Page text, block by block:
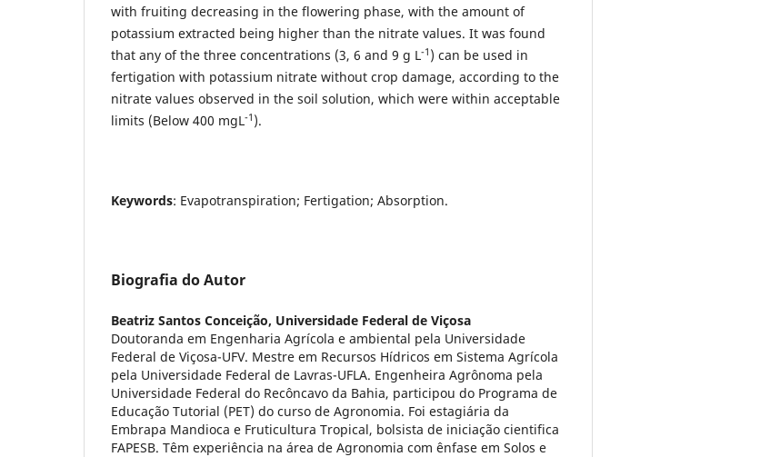
with fruiting decreasing in the flowering phase, with the amount of
potassium extracted being higher than the nitrate values. It was found
that any of the three concentrations (3, 6 and 9 g L-1 ) can be used in
fertigation with potassium nitrate without crop damage, according to the
nitrate values observed in the soil solution, which were within acceptable
limits (Below 400 mgL-1 ).
Keywords: Evapotranspiration; Fertigation; Absorption.
Biografia do Autor
Beatriz Santos Conceição, Universidade Federal de Viçosa
Doutoranda em Engenharia Agrícola e ambiental pela Universidade
Federal de Viçosa-UFV. Mestre em Recursos Hídricos em Sistema Agrícola
pela Universidade Federal de Lavras-UFLA. Engenheira Agrônoma pela
Universidade Federal do Recôncavo da Bahia, participou do Programa de
Educação Tutorial (PET) do curso de Agronomia. Foi estagiária da
Embrapa Mandioca e Fruticultura Tropical, bolsista de iniciação cientifica
FAPESB. Têm experiência na área de Agronomia com ênfase em Solos e